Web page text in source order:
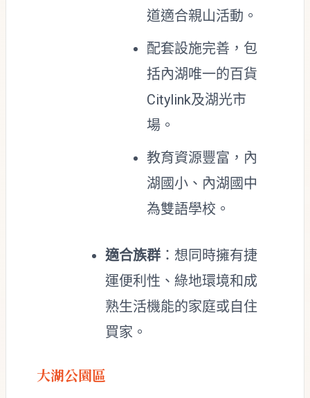
道適合親山活動。
配套設施完善，包
括內湖唯一的百貨
Citylink及湖光市
場。
教育資源豐富，內
湖國小、內湖國中
為雙語學校。
適合族群 ：想同時擁有捷
運便利性、綠地環境和成
熟生活機能的家庭或自住
買家。
大湖公園區